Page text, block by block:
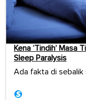
Kena ‘Tindih’ Masa
Sleep Paralysis
Ada fakta di sebalik